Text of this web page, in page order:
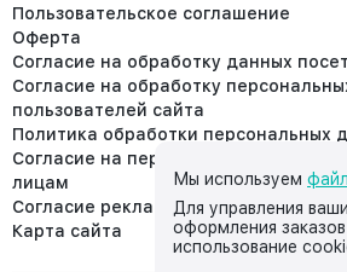
Пользовательское соглашение
Оферта
Согласие на обработку данных
Согласие на обработку
пользователей сайта
Политика обработки персональных
Согласие на передачу
лицам
Согласие реклама
Карта сайта
Мы используем
Для управления
оформления
использование